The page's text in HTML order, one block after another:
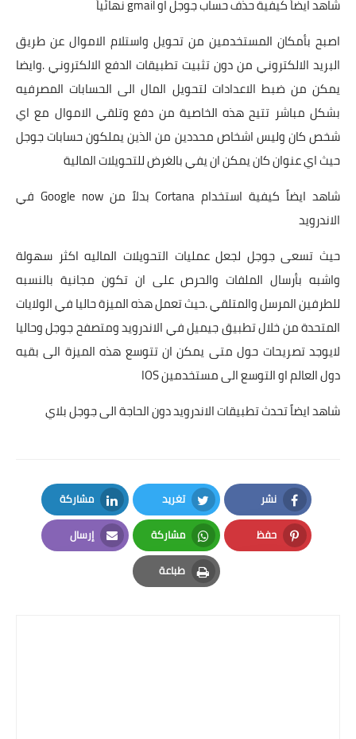
شاهد ايضاً كيفية حذف حساب جوجل او gmail نهائياً
اصبح بأمكان المستخدمين من تحويل واستلام الاموال عن طريق
البريد الالكتروني من دون تثبيت تطبيقات الدفع الالكتروني .وايضا
يمكن من ضبط الاعدادات لتحويل المال الى الحسابات المصرفيه
بشكل مباشر تتيح هذه الخاصية من دفع وتلقي الاموال مع اي
شخص كان وليس اشخاص محددين من الذين يملكون حسابات جوجل
حيث اي عنوان كان يمكن ان يفي بالغرض للتحويلات المالية
شاهد ايضاً كيفية استخدام Cortana بدلاً من Google now في
الاندرويد
حيث تسعى جوجل لجعل عمليات التحويلات الماليه اكثر سهولة
واشبه بأرسال الملفات والحرص على ان تكون مجانية بالنسبه
للطرفين المرسل والمتلقي .حيث تعمل هذه الميزة حاليا في الولايات
المتحدة من خلال تطبيق جيميل في الاندرويد ومتصفح جوجل وحاليا
لايوجد تصريحات حول متى يمكن ان تتوسع هذه الميزة الى بقيه
دول العالم او التوسع الى مستخدمين IOS
شاهد ايضاً تحدث تطبيقات الاندرويد دون الحاجة الى جوجل بلاي
نشر
Facebook
تغريد
Twitter
مشاركة
LinkedIn
حفظ
Pinterest
مشاركة
Whatsapp
إرسال
Email
طباعة
Print